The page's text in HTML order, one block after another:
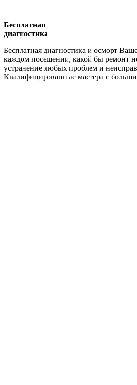
Бесплатная
диагностика
Бесплатная диагностика и осморт
каждом посещении, какой бы ремонт
устранение любых проблем и
Квалифицированные мастера с